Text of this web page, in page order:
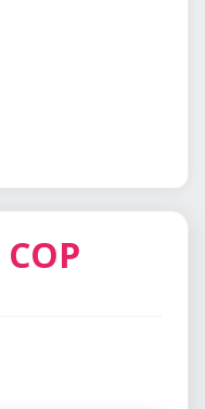
COP